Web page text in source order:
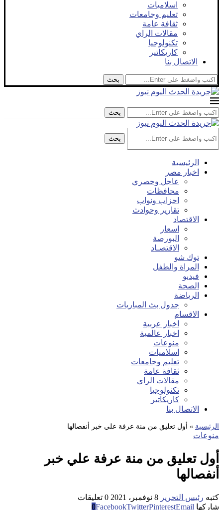
اسلاميات
تعليم وجامعات
ثقافة عامة
مقالات الراي
تكنولوجيا
كاريكاتير
الاتصال بنا
بحث
بحث
بحث
الرئيسية
اخبار مصر
عاجل وحصري
محافظات
احزاب ونواب
تقارير وحوادث
الاقتصاد
اسعار
البورصة
الاقتصـاد
توك شو
المراة والطفل
فيديو
الصحة
الرياضة
جدول بث المباريات
الاقسام
اخبار عربية
اخبار عالمية
منوعات
اسلاميات
تعليم وجامعات
ثقافة عامة
مقالات الراي
تكنولوجيا
كاريكاتير
الاتصال بنا
الرئيسية » أول تعليق من منة عرفة علي خبر أنفصالها
منوعات
أول تعليق من منة عرفة علي خبر
أنفصالها
كتبه رئيس التحرير 8 نوفمبر، 2021
0 تعليقات
شاركها
0FacebookTwitterPinterestEmail